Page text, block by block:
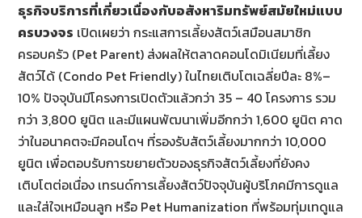
ธุรกิจบริการที่เกี่ยวเนื่องกับอสังหาริมทรัพย์สมัยใหม่แบบ
ครบวงจร เปิดเผยว่า กระแสการเลี้ยงสัตว์เสมือนสมาชิก
ครอบครัว (Pet Parent) ส่งผลให้ตลาดคอนโดมิเนียมที่เลี้ยง
สัตว์ได้ (Condo Pet Friendly) ในไทยเติบโตเฉลี่ยปีละ 8%–
10% ปัจจุบันมีโครงการเปิดตัวแล้วกว่า 35 – 40 โครงการ รวม
กว่า 3,800 ยูนิต และมีแผนพัฒนาเพิ่มอีกกว่า 1,600 ยูนิต คาด
ว่าในอนาคตจะมีคอนโดฯ ที่รองรับสัตว์เลี้ยงมากกว่า 10,000
ยูนิต เพื่อตอบรับการขยายตัวของธุรกิจสัตว์เลี้ยงที่ยังคง
เติบโตต่อเนื่อง เทรนด์การเลี้ยงสัตว์ปัจจุบันผู้บริโภคมีการดูแล
และใส่ใจเหมือนลูก หรือ Pet Humanization ที่พร้อมทุ่มเทดูแล